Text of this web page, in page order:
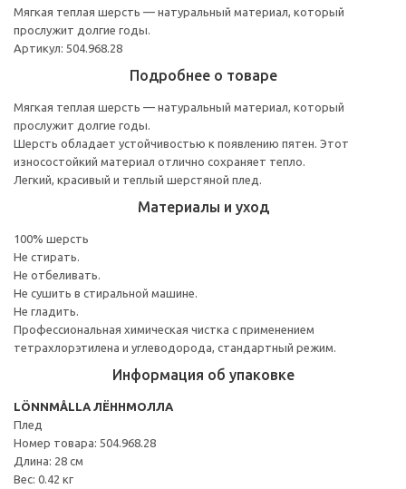
Мягкая теплая шерсть — натуральный материал, который
прослужит долгие годы.
Артикул: 504.968.28
Подробнее о товаре
Мягкая теплая шерсть — натуральный материал, который
прослужит долгие годы.
Шерсть обладает устойчивостью к появлению пятен. Этот
износостойкий материал отлично сохраняет тепло.
Легкий, красивый и теплый шерстяной плед.
Материалы и уход
100% шерсть
Не стирать.
Не отбеливать.
Не сушить в стиральной машине.
Не гладить.
Профессиональная химическая чистка с применением
тетрахлорэтилена и углеводорода, стандартный режим.
Информация об упаковке
LÖNNMÅLLA ЛЁННМОЛЛА
Плед
Номер товара: 504.968.28
Длина: 28 см
Вес: 0.42 кг